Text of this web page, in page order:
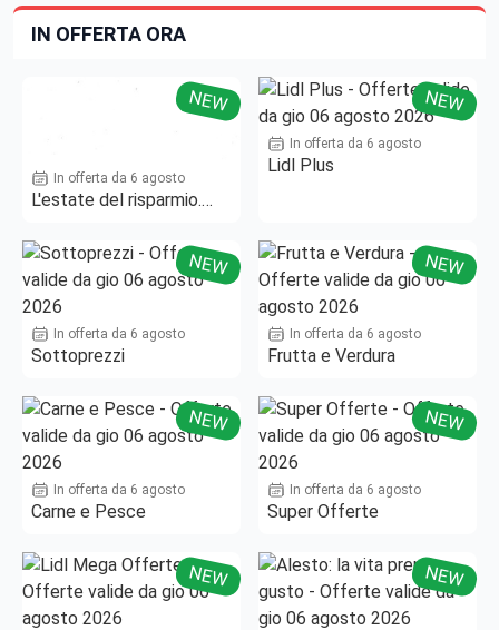
IN OFFERTA ORA
NEW
In offerta da 6 agosto
L'estate del risparmio.
NEW
In offerta da 6 agosto
Lidl Plus
NEW
In offerta da 6 agosto
Sottoprezzi
NEW
In offerta da 6 agosto
Frutta e Verdura
NEW
In offerta da 6 agosto
Carne e Pesce
NEW
In offerta da 6 agosto
Super Offerte
NEW NEW